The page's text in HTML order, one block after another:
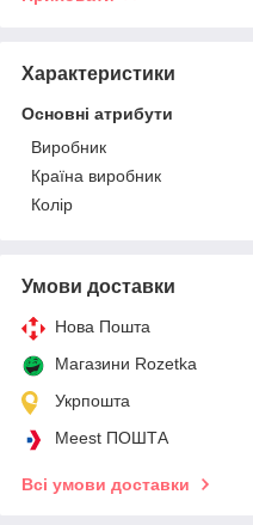
Характеристики
Основні атрибути
Виробник
Країна виробник
Колір
Умови доставки
Нова Пошта
Магазини Rozetka
Укрпошта
Meest ПОШТА
Всі умови доставки